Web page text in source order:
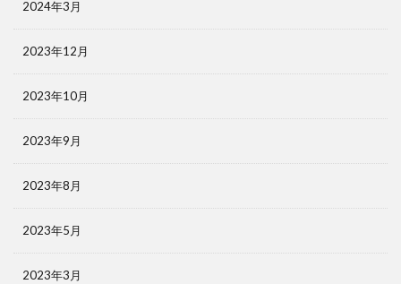
2024年3月
2023年12月
2023年10月
2023年9月
2023年8月
2023年5月
2023年3月